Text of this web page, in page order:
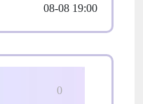
08-08 19:00
0